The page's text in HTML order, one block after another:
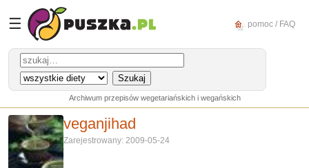
☰ pomoc / FAQ
Archiwum przepisów wegetariańskich i wegańskich
veganjihad
Zarejestrowany: 2009-05-24